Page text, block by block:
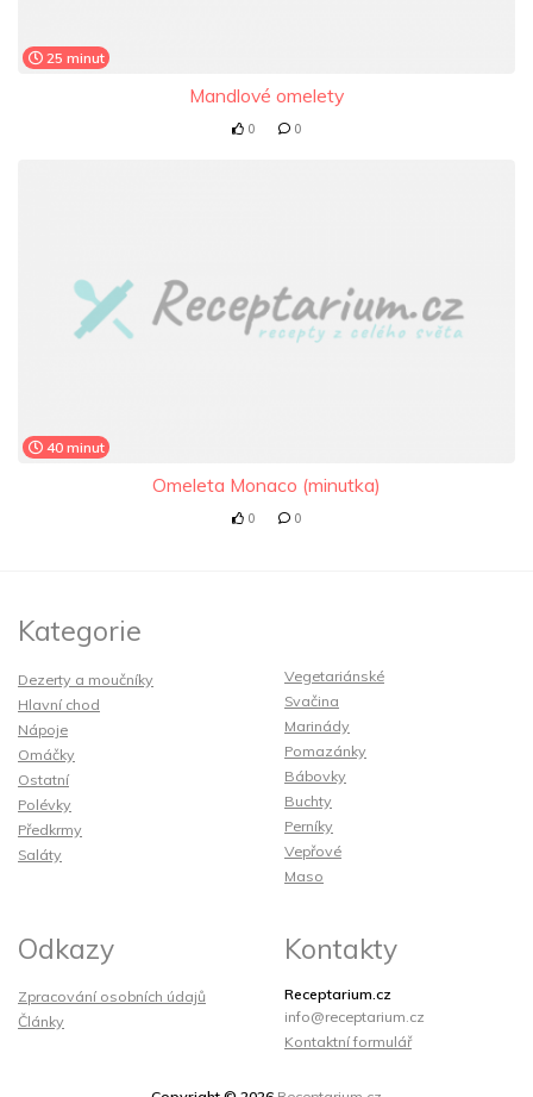
25 minut
Mandlové omelety
0 0
40 minut
Omeleta Monaco (minutka)
0 0
Kategorie
Dezerty a moučníky
Hlavní chod
Nápoje
Omáčky
Ostatní
Polévky
Předkrmy
Saláty
Vegetariánské
Svačina
Marinády
Pomazánky
Bábovky
Buchty
Perníky
Vepřové
Maso
Odkazy
Zpracování osobních údajů
Články
Kontakty
Receptarium.cz
info@receptarium.cz
Kontaktní formulář